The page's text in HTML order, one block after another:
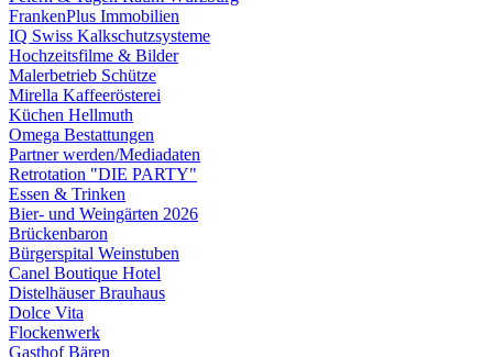
FrankenPlus Immobilien
IQ Swiss Kalkschutzsysteme
Hochzeitsfilme & Bilder
Malerbetrieb Schütze
Mirella Kaffeerösterei
Küchen Hellmuth
Omega Bestattungen
Partner werden/Mediadaten
Retrotation "DIE PARTY"
Essen & Trinken
Bier- und Weingärten 2026
Brückenbaron
Bürgerspital Weinstuben
Canel Boutique Hotel
Distelhäuser Brauhaus
Dolce Vita
Flockenwerk
Gasthof Bären